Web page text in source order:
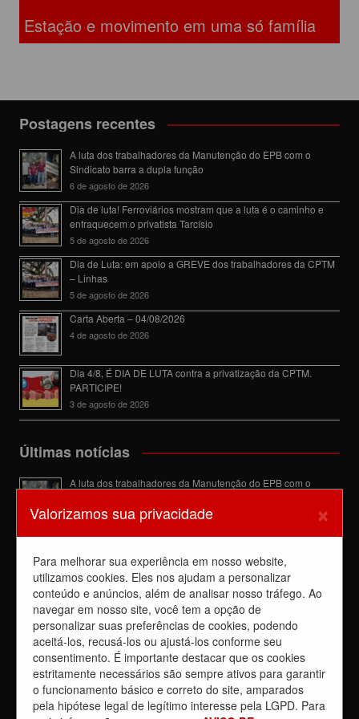
Estação e movimento em uma só família
Postagens recentes
A luta dos trabalhadores da Manutenção do EPB com o
Sindicato barra a dupla função
6 de agosto de 2026
Dia de luta! Ferroviários mostram que a luta é o caminho e
enfraquecem o privatista Tarcísio
5 de agosto de 2026
Dia de Luta: em apoio a GREVE dos trabalhadores da CPTM
– Linhas
5 de agosto de 2026
Carta Aberta – 04/08/2026
4 de agosto de 2026
Dia 4/8, É DIA DE LUTA contra a privatização da CPTM.
PARTICIPE!
3 de agosto de 2026
Últimas notícias
A luta dos trabalhadores da Manutenção do EPB com o
6 de agosto de 2026
Dia de luta! Ferroviários mostram que a luta é o caminho e
5 de agosto de 2026
Dia 4/8, É DIA DE LUTA contra a privatização da CPTM.
PARTICIPE!
3 de agosto de 2026
Reunião com Manutenção do EPB, com a Inspeção de Via e
com a chefia da área
31 de julho de 2026
Sobre a REUNIÃO entre o Sindicato e o Metrus
Valorizamos sua privacidade ×
Para melhorar sua experiência em nosso website,
utilizamos cookies. Eles nos ajudam a personalizar
conteúdo e anúncios, além de analisar nosso tráfego. Ao
navegar em nosso site, você tem a opção de
personalizar suas preferências de cookies, podendo
aceitá-los, recusá-los ou ajustá-los conforme seu
consentimento. É importante destacar que os cookies
estritamente necessários são sempre ativos para garantir
o funcionamento básico e correto do site, amparados
pela hipótese legal de legítimo interesse pela LGPD. Para